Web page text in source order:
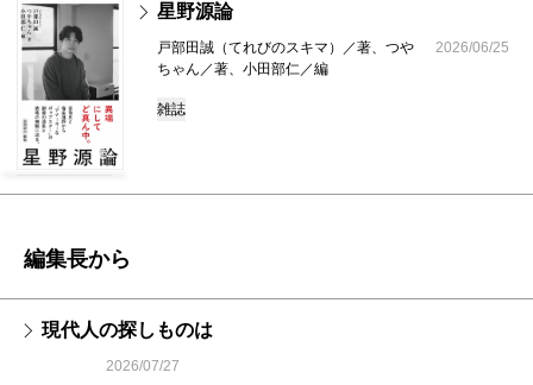
星野源論
戸部田誠（てれびのスキマ）／著、つや
ちゃん／著、小田部仁／編
2026/06/25
雑誌
編集長から
現代人の探しものは
2026/07/27